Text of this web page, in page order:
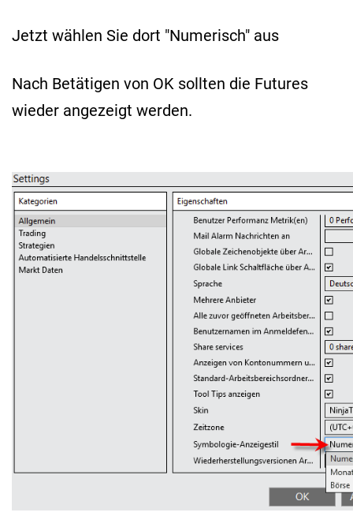
Jetzt wählen Sie dort "Numerisch" aus
Nach Betätigen von OK sollten die Futures
wieder angezeigt werden.